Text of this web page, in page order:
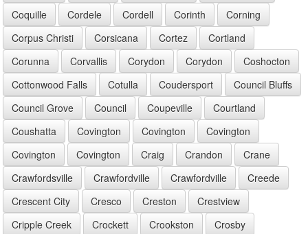
Coquille
Cordele Cordell Corinth
Corning
Corpus Christi
Corsicana Cortez
Cortland
Corunna
Corvallis Corydon Corydon
Coshocton
Cottonwood Falls
Cotulla Coudersport
Council Bluffs
Council Grove
Council Coupeville
Courtland
Coushatta
Covington Covington
Covington
Covington
Covington Craig Crandon
Crane
Crawfordsville
Crawfordville Crawfordville
Creede
Crescent City
Cresco Creston
Crestview
Cripple Creek
Crockett Crookston
Crosby